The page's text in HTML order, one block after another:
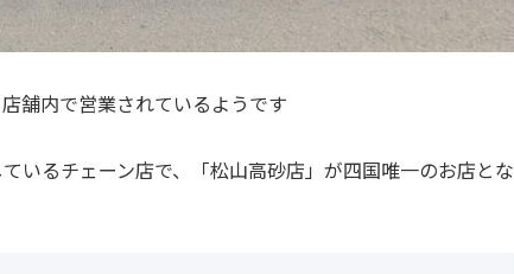
舗内で営業されているようです
いるチェーン店で、「松山高砂店」が四国唯一のお店とな